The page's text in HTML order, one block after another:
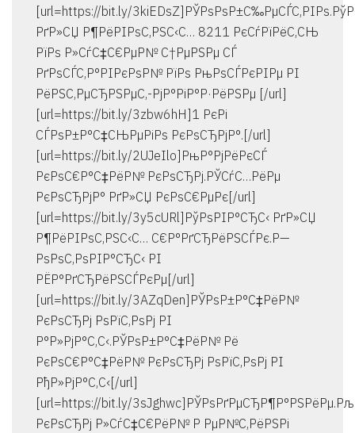
[url=https://bit.ly/
РґР»СЏ Р¶РёРІРѕС‚РЅС‹С… 8211 РєСѓРїРёС‚СЊ
РїРѕ Р»СѓС‡С€РµР№ С†РµРЅРµ СЃ
РґРѕСЃС‚Р°РІРєРѕР№ РїРѕ РњРѕСЃРєРІРµ РІ
РёРЅС‚РµСЂРЅРµС‚-РјР°РіР°Р·РёРЅРµ [/url]
[url=https://bit.ly/3zbw6hH]1 РєРі
СЃРѕР±Р°С‡СЊРµРіРѕ РєРѕСЂРјР°.[/url]
[url=https://bit.ly/2UJeIlo]РњР°РјРёРєСЃ
РєРѕС€Р°С‡РёР№ РєРѕСЂРј.РЎСѓС…РёРµ
РєРѕСЂРјР° РґР»СЏ РєРѕС€РµРє[/url]
[url=https://bit.ly/3y5cURl]РўРѕРІР°СЂС‹ РґР»СЏ
Р¶РёРІРѕС‚РЅС‹С… С€Р°РґСЂРёРЅСЃРє.Р—
РѕРѕС‚РѕРІР°СЂС‹ РІ
РЁР°РґСЂРёРЅСЃРєРµ[/url]
[url=https://bit.ly/3AZqDen]РЎРѕР±Р°С‡РёР№
РєРѕСЂРј РѕРїС‚РѕРј РІ
Р°Р»РјР°С‚С‹.РЎРѕР±Р°С‡РёР№ Рё
РєРѕС€Р°С‡РёР№ РєРѕСЂРј РѕРїС‚РѕРј РІ
РђР»РјР°С‚С‹[/url]
[url=https://bit.ly/
РєРѕСЂРј Р»СѓС‡С€РёР№ Р РµР№С‚РёРЅРі